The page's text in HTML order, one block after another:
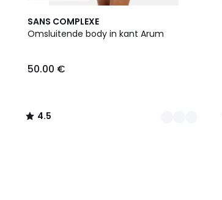
SANS COMPLEXE
Omsluitende body in kant Arum
€.
50.00 €
4.5
/ 5
2
Kleuren
4.5
/